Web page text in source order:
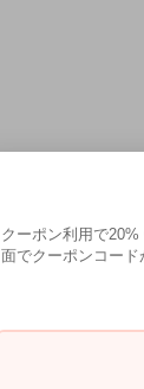
クーポン利用で
面でクーポンコー